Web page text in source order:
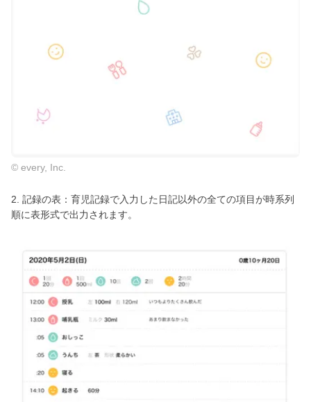
© every, Inc.
2. 記録の表：育児記録で入力した日記以外の全ての項目が時系列
順に表形式で出力されます。